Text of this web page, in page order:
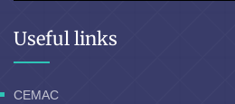
Useful links
CEMAC